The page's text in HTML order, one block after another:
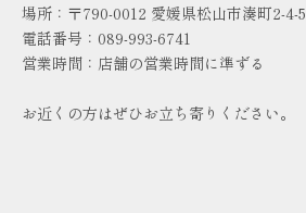
場所： 〒790-0012 愛媛県松山市湊町2-4-5
電話番号： 089-993-6741
営業時間：店舗の営業時間に準ずる
お近くの方はぜひお立ち寄りください。